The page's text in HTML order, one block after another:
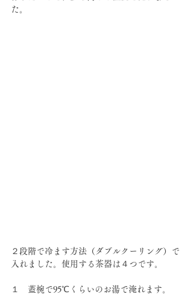
た。
２段階で冷ます方法（ダブルクーリング）で
入れました。使用する茶器は４つです。
１　蓋椀で95℃くらいのお湯で淹れます。